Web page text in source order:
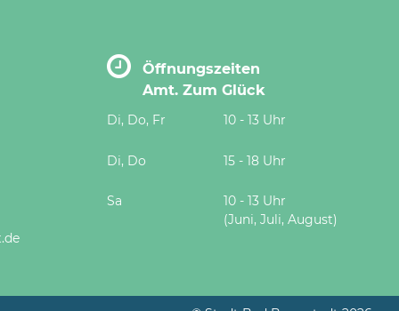
Öffnungszeiten
Amt. Zum Glück
Di, Do, Fr 10 - 13 Uhr
Di, Do 15 - 18 Uhr
Sa
10 - 13 Uhr
(Juni, Juli, August)